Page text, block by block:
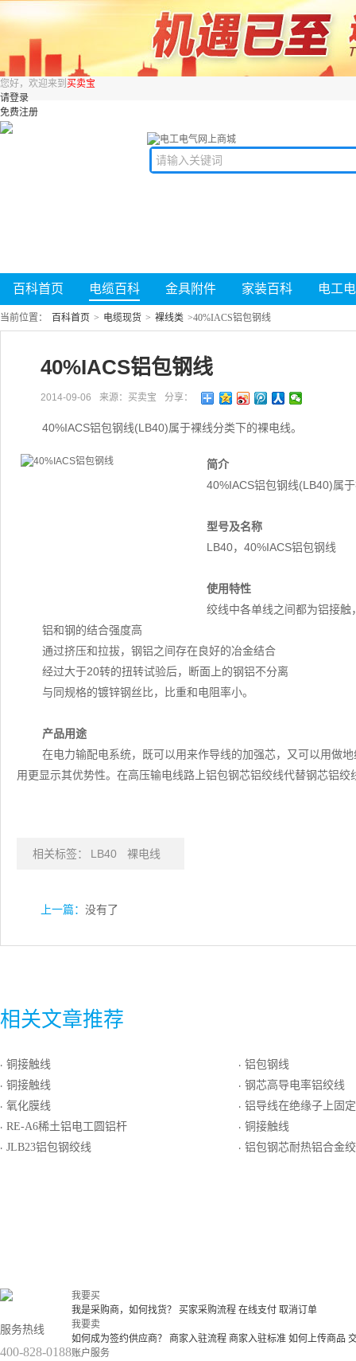
您好，欢迎来到 买卖宝
请登录
免费注册
百科首页 电缆百科 金具附件 家装百科 电工
当前位置： 百科首页 > 电缆现货 > 裸线类 >40%IACS铝包钢线
40%IACS铝包钢线
2014-09-06 来源：买卖宝 分享：
40%IACS铝包钢线(LB40)属于裸线分类下的裸电线。
简介
40%IACS铝包钢线(LB40)属
型号及名称
LB40，40%IACS铝包钢线
使用特性
绞线中各单线之间都为铝接
铝和钢的结合强度高
通过挤压和拉拔，钢铝之间存在良好的冶金结合
经过大于20转的扭转试验后，断面上的钢铝不分离
与同规格的镀锌钢丝比，比重和电阻率小。
产品用途
在电力输配电系统，既可以用来作导线的加强芯，又可以用做
用更显示其优势性。在高压输电线路上铝包钢芯铝绞线代替钢芯铝绞
相关标签： LB40 裸电线
上一篇： 没有了
相关文章推荐
· 铜接触线
· 铜接触线
· 氧化膜线
· RE-A6稀土铝电工圆铝杆
· JLB23铝包钢绞线
· 铝包钢线
· 钢芯高导电率铝绞线
· 铝导线在绝缘子上固定缠绕
· 铜接触线
· 铝包钢芯耐热铝合金绞线
服务热线
400-828-0188
我要买
我是采购商，如何找货？
买家采购流程 在线支付 取消订单
我要卖
如何成为签约供应商？
商家入驻流程 商家入驻标准 如何上传商品
账户服务